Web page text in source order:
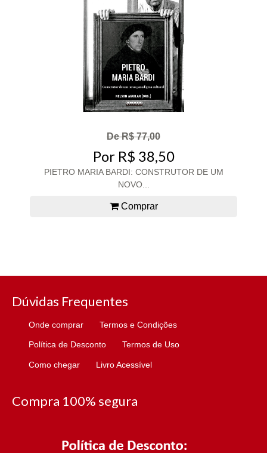
De R$ 77,00
Por R$ 38,50
PIETRO MARIA BARDI: CONSTRUTOR DE UM
NOVO...
Comprar
Dúvidas Frequentes
Onde comprar Termos e Condições
Política de Desconto Termos de Uso
Como chegar Livro Acessível
Compra 100% segura